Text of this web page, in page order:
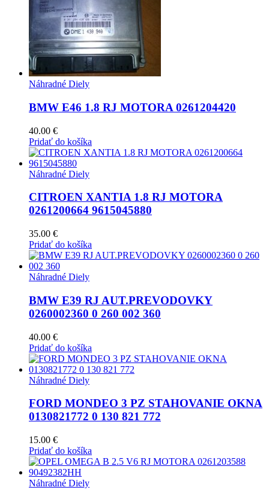
Náhradné Diely
BMW E46 1.8 RJ MOTORA 0261204420
40.00 €
Pridať do košíka
Náhradné Diely
CITROEN XANTIA 1.8 RJ MOTORA
0261200664 9615045880
35.00 €
Pridať do košíka
Náhradné Diely
BMW E39 RJ AUT.PREVODOVKY
0260002360 0 260 002 360
40.00 €
Pridať do košíka
Náhradné Diely
FORD MONDEO 3 PZ STAHOVANIE OKNA
0130821772 0 130 821 772
15.00 €
Pridať do košíka
Náhradné Diely